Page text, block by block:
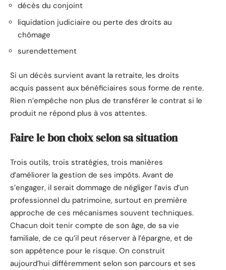
décès du conjoint
liquidation judiciaire ou perte des droits au
chômage
surendettement
Si un décès survient avant la retraite, les droits
acquis passent aux bénéficiaires sous forme de rente.
Rien n’empêche non plus de transférer le contrat si le
produit ne répond plus à vos attentes.
Faire le bon choix selon sa situation
Trois outils, trois stratégies, trois manières
d’améliorer la gestion de ses impôts. Avant de
s’engager, il serait dommage de négliger l’avis d’un
professionnel du patrimoine, surtout en première
approche de ces mécanismes souvent techniques.
Chacun doit tenir compte de son âge, de sa vie
familiale, de ce qu’il peut réserver à l’épargne, et de
son appétence pour le risque. On construit
aujourd’hui différemment selon son parcours et ses